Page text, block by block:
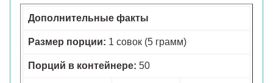
Дополнительные факты
Размер порции: 1 совок (5 грамм)
Порций в контейнере: 50